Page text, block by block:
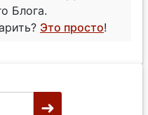
Блога.
Это просто!